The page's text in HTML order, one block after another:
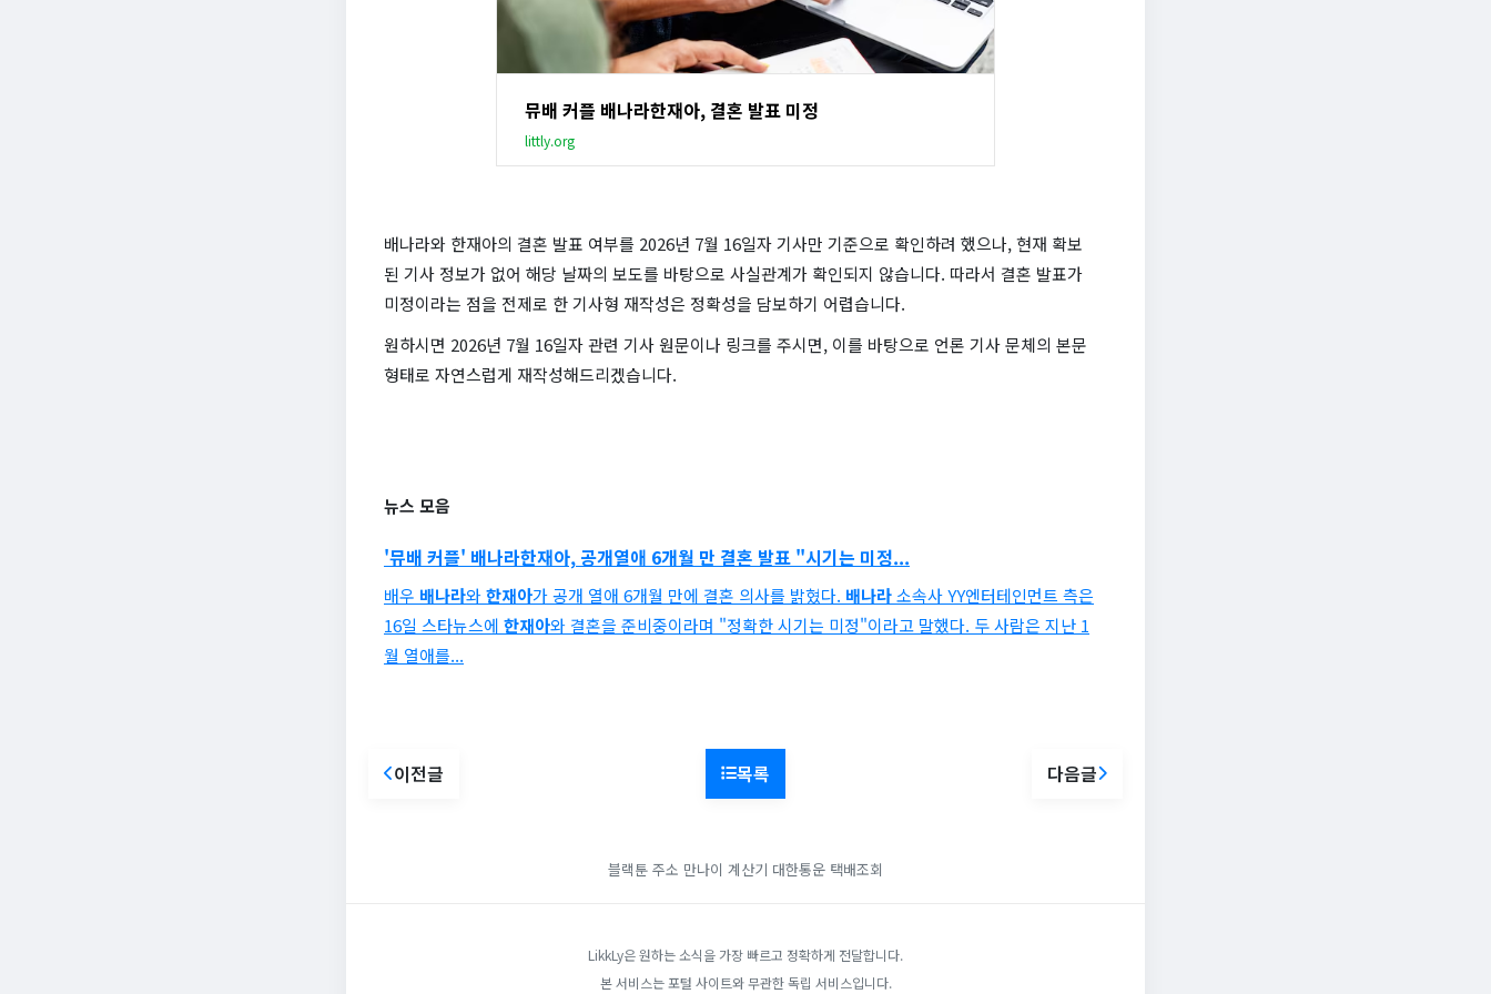
뮤배 커플 배나라한재아, 결혼 발표 미정
littly.org
배나라와 한재아의 결혼 발표 여부를 2026년 7월 16일자 기사만 기준으로 확인하려 했으나, 현재 확보
된 기사 정보가 없어 해당 날짜의 보도를 바탕으로 사실관계가 확인되지 않습니다. 따라서 결혼 발표가
미정이라는 점을 전제로 한 기사형 재작성은 정확성을 담보하기 어렵습니다.
원하시면 2026년 7월 16일자 관련 기사 원문이나 링크를 주시면, 이를 바탕으로 언론 기사 문체의 본문
형태로 자연스럽게 재작성해드리겠습니다.
뉴스 모음
'뮤배 커플' 배나라한재아, 공개열애 6개월 만 결혼 발표 "시기는 미정...
배우 배나라와한재아가 공개 열애 6개월 만에 결혼 의사를 밝혔다. 배나라소속사 YY엔터테인먼트 측은
16일 스타뉴스에 한재아와 결혼을 준비중이라며 "정확한 시기는 미정"이라고 말했다. 두 사람은 지난 1
월 열애를...
이전글 목록 다음글
블랙툰 주소 만나이 계산기 대한통운 택배조회
LikkLy은 원하는 소식을 가장 빠르고 정확하게 전달합니다.
본 서비스는 포털 사이트와 무관한 독립 서비스입니다.